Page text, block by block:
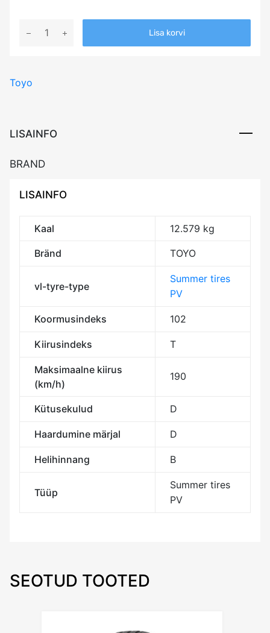
TOYO
DOT22
DDB71
kogus
Lisa korvi
Toyo
LISAINFO
BRAND
LISAINFO
Kaal 12.579 kg
Bränd TOYO
vl-tyre-type
Summer tires
PV
Koormusindeks 102
Kiirusindeks T
Maksimaalne kiirus
(km/h)
190
Kütusekulud D
Haardumine märjal D
Helihinnang B
Tüüp
Summer tires
PV
SEOTUD TOOTED